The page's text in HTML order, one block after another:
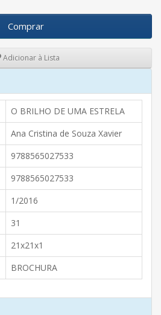
Comprar
Adicionar à Lista
O BRILHO DE UMA ESTRELA
Ana Cristina de Souza Xavier
9788565027533
9788565027533
1/2016
31
21x21x1
BROCHURA